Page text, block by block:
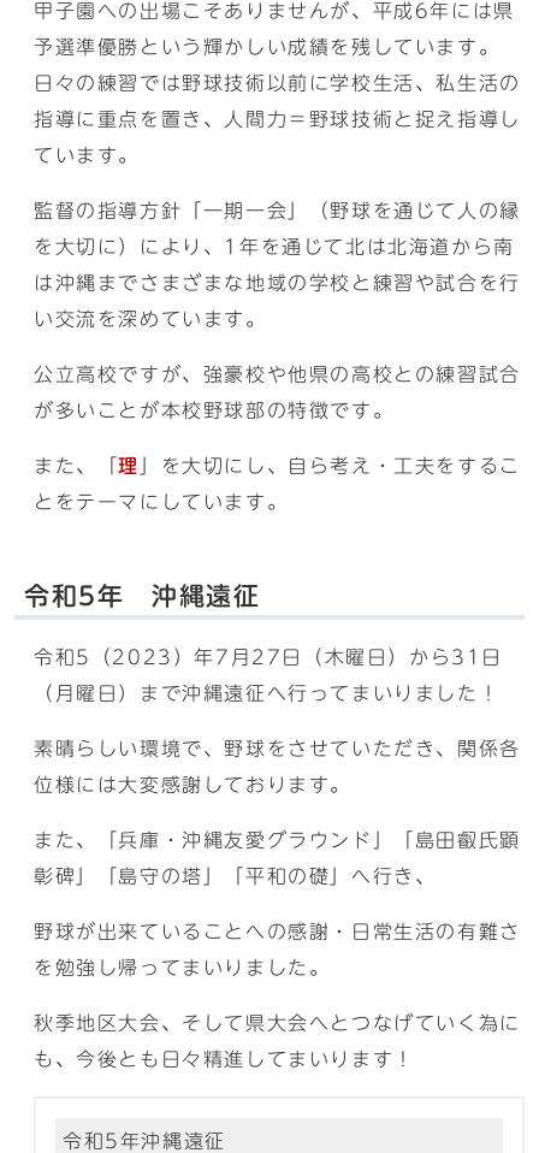
甲子園への出場こそありませんが、平成6年には県
予選準優勝という輝かしい成績を残しています。
日々の練習では野球技術以前に学校生活、私生活の
指導に重点を置き、人間力＝野球技術と捉え指導し
ています。
監督の指導方針「一期一会」（野球を通じて人の縁
を大切に）により、1年を通じて北は北海道から南
は沖縄までさまざまな地域の学校と練習や試合を行
い交流を深めています。
公立高校ですが、強豪校や他県の高校との練習試合
が多いことが本校野球部の特徴です。
また、「理
」を大切にし、自ら考え・工夫をするこ
とをテーマにしています。
令和5年 沖縄遠征
令和5（2023）年7月27日（木曜日）から31日
（月曜日）まで沖縄遠征へ行ってまいりました！
素晴らしい環境で、野球をさせていただき、関係各
位様には大変感謝しております。
また、「兵庫・沖縄友愛グラウンド」「島田叡氏顕
彰碑」「島守の塔」「平和の礎」へ行き、
野球が出来ていることへの感謝・日常生活の有難さ
を勉強し帰ってまいりました。
秋季地区大会、そして県大会へとつなげていく為に
も、今後とも日々精進してまいります！
令和5年沖縄遠征